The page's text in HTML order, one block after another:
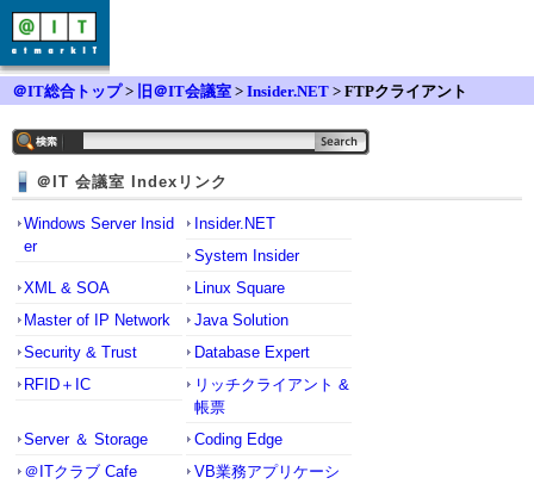
＠IT総合トップ> 旧＠IT会議室 > Insider.NET > FTPクライアント
＠IT 会議室 Indexリンク
Windows Server Insid
er
Insider.NET
System Insider
XML & SOA
Linux Square
Master of IP Network
Java Solution
Security & Trust
Database Expert
RFID＋IC
リッチクライアント &
帳票
Server ＆ Storage
Coding Edge
＠ITクラブ Cafe
VB業務アプリケーシ